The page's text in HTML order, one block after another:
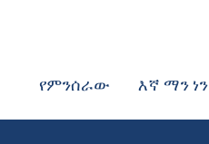
የምንሰራው እኛ ማን ነን